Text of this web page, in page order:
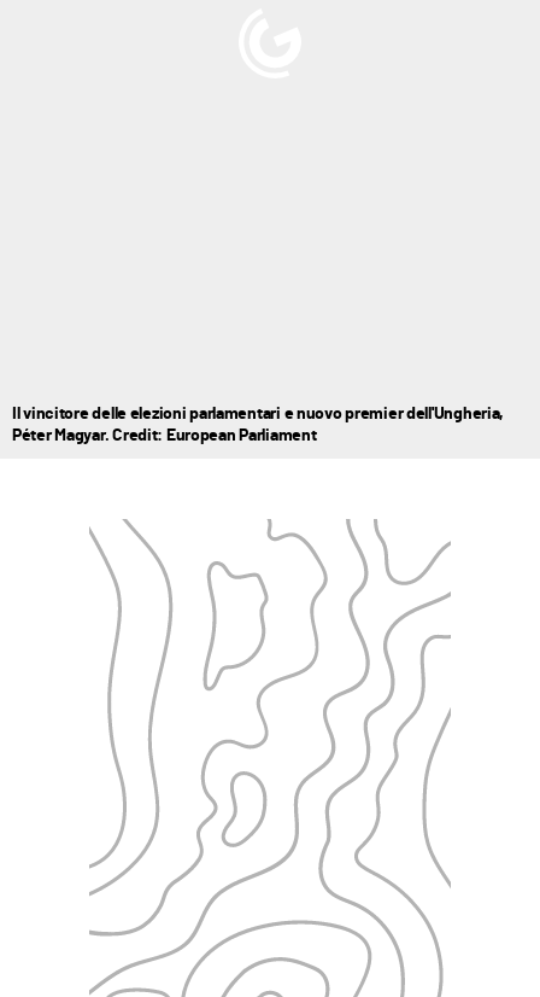
Il vincitore delle elezioni parlamentari e nuovo premier dell'Ungheria,
Péter Magyar. Credit: European Parliament